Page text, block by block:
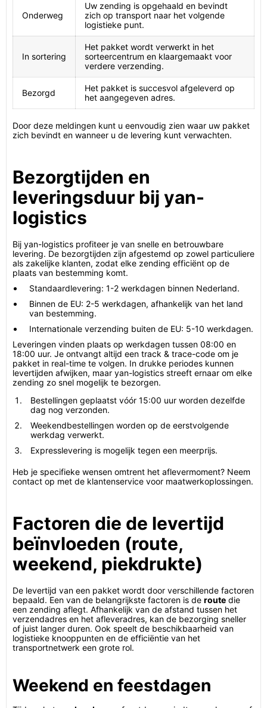
Onderweg
Uw zending is opgehaald en bevindt
zich op transport naar het volgende
logistieke punt.
In sortering
Het pakket wordt verwerkt in het
sorteercentrum en klaargemaakt voor
verdere verzending.
Bezorgd
Het pakket is succesvol afgeleverd op
het aangegeven adres.
Door deze meldingen kunt u eenvoudig zien waar uw pakket
zich bevindt en wanneer u de levering kunt verwachten.
Bezorgtijden en
leveringsduur bij yan-
logistics
Bij yan-logistics profiteer je van snelle en betrouwbare
levering. De bezorgtijden zijn afgestemd op zowel particuliere
als zakelijke klanten, zodat elke zending efficiënt op de
plaats van bestemming komt.
Standaardlevering: 1-2 werkdagen binnen Nederland.
Binnen de EU: 2-5 werkdagen, afhankelijk van het land
van bestemming.
Internationale verzending buiten de EU: 5-10 werkdagen.
Leveringen vinden plaats op werkdagen tussen 08:00 en
18:00 uur. Je ontvangt altijd een track & trace-code om je
pakket in real-time te volgen. In drukke periodes kunnen
levertijden afwijken, maar yan-logistics streeft ernaar om elke
zending zo snel mogelijk te bezorgen.
Bestellingen geplaatst vóór 15:00 uur worden dezelfde
dag nog verzonden.
Weekendbestellingen worden op de eerstvolgende
werkdag verwerkt.
Expresslevering is mogelijk tegen een meerprijs.
Heb je specifieke wensen omtrent het aflevermoment? Neem
contact op met de klantenservice voor maatwerkoplossingen.
Factoren die de levertijd
beïnvloeden (route,
weekend, piekdrukte)
De levertijd van een pakket wordt door verschillende factoren
bepaald. Een van de belangrijkste factoren is de route die
een zending aflegt. Afhankelijk van de afstand tussen het
verzendadres en het afleveradres, kan de bezorging sneller
of juist langer duren. Ook speelt de beschikbaarheid van
logistieke knooppunten en de efficiëntie van het
transportnetwerk een grote rol.
Weekend en feestdagen